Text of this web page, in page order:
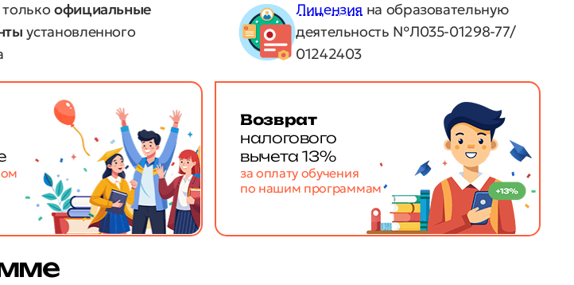
официальные
установленного
Лицензия на образовательную
деятельность №Л035-01298-77/
01242403
Возврат
налогового
вычета 13%
за оплату обучения
по нашим программам